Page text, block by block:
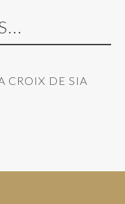
CROIX DE SIA